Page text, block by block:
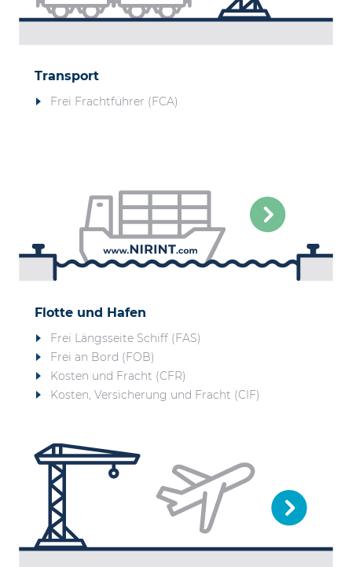
Transport
Frei Frachtführer (FCA)
Flotte und Hafen
Frei Längsseite Schiff (FAS)
Frei an Bord (FOB)
Kosten und Fracht (CFR)
Kosten, Versicherung und Fracht (CIF)